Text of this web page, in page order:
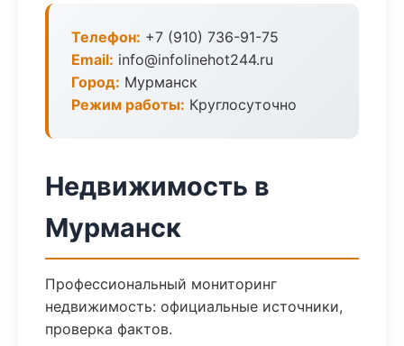
Телефон: +7 (910) 736-91-75
Email: info@infolinehot244.ru
Город: Мурманск
Режим работы: Круглосуточно
Недвижимость в
Мурманск
Профессиональный мониторинг
недвижимость: официальные источники,
проверка фактов.